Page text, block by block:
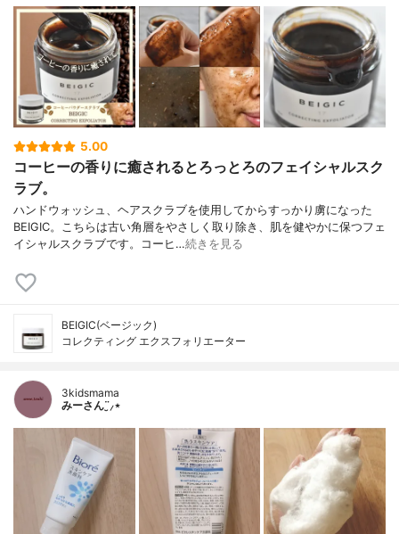
5.00
コーヒーの香りに癒されるとろっとろのフェイシャルスク
ラブ。
ハンドウォッシュ、ヘアスクラブを使用してからすっかり虜になった
BEIGIC。こちらは古い角層をやさしく取り除き、肌を健やかに保つフェ
イシャルスクラブです。コーヒ…続きを見る
BEIGIC(ベージック)
コレクティング エクスフォリエーター
3kidsmama
みーさん¨̮⸝⋆